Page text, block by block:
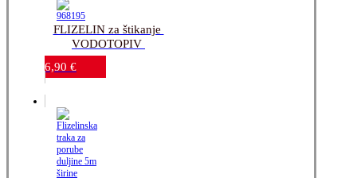
FLIZELIN za štikanje
VODOTOPIV
90x45cm_water-
6,90 €